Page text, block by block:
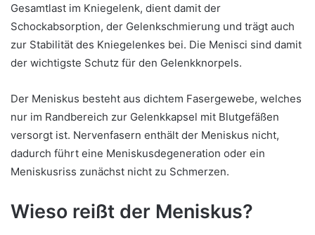
Gesamtlast im Kniegelenk, dient damit der
Schockabsorption, der Gelenkschmierung und trägt auch
zur Stabilität des Kniegelenkes bei. Die Menisci sind damit
der wichtigste Schutz für den Gelenkknorpels.
Der Meniskus besteht aus dichtem Fasergewebe, welches
nur im Randbereich zur Gelenkkapsel mit Blutgefäßen
versorgt ist. Nervenfasern enthält der Meniskus nicht,
dadurch führt eine Meniskusdegeneration oder ein
Meniskusriss zunächst nicht zu Schmerzen.
Wieso reißt der Meniskus?